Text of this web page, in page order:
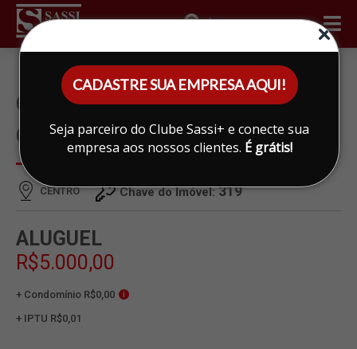
CADASTRE SUA EMPRESA AQUI!
Seja parceiro do Clube Sassi+ e conecte sua
empresa aos nossos clientes. É grátis!
ÁREA DO CLIENTE
CASA PARA ALUGAR EM
CENTRO, LIMEIRA
CENTRO Chave do Imóvel:319
ALUGUEL
R$5.000,00
+ Condomínio R$0,00 i
+ IPTU R$0,01